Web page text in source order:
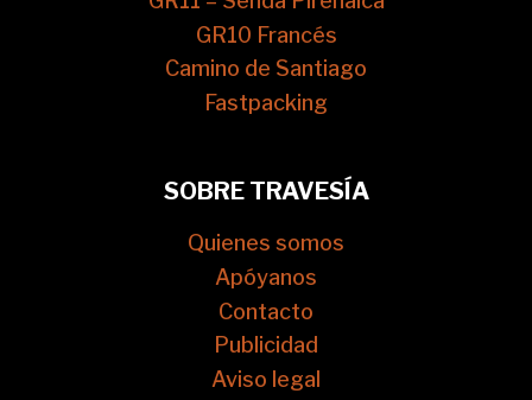
GR10 Francés
Camino de Santiago
Fastpacking
SOBRE TRAVESÍA
Quienes somos
Apóyanos
Contacto
Publicidad
Aviso legal